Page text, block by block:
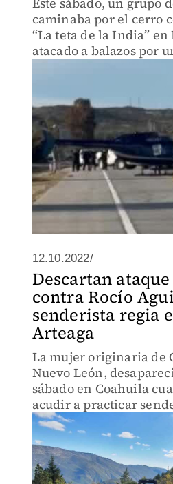
caminaba por el cerro
“La teta de la India” en
atacado a balazos por
armados, de acuerdo
senderistas resultó he
12.10.2022/
Descartan
contra Rocío
senderista regia
Arteaga
La mujer originaria de
Nuevo León,
sábado en Coahuila
acudir a practicar
sus hermanas en la